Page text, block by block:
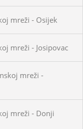
mreži - Osijek
mreži - Josipovac
mreži -
mreži - Donji